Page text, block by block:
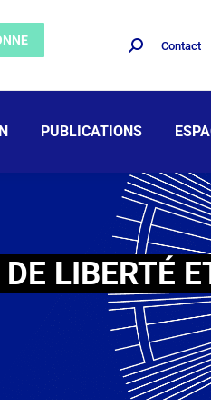
Contact
PUBLICATIONS
LIBERTÉ